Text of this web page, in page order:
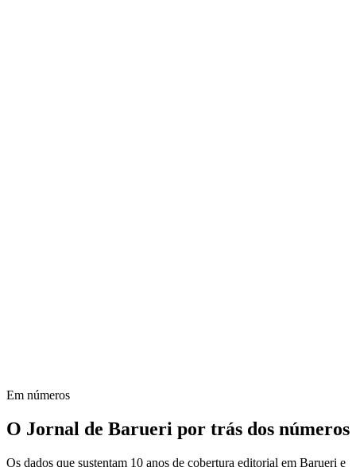
Em números
O Jornal de Barueri por trás dos números
Os dados que sustentam 10 anos de cobertura editorial em Barueri e